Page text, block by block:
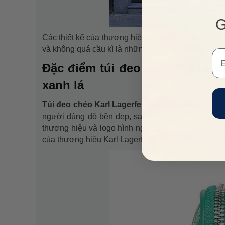
Các thiết kế của thương hiệu Karl Lagerfeld
và không quá cầu kì là những gì Karl hướng tới.
Đặc điểm túi đeo chéo Karl
xanh lá
Túi đeo chéo Karl Lagerfeld K/Ikonik
người dùng độ bền đẹp, sang trọng. Mẫu túi có
thương hiệu và logo hình người đeo kính râm
của thương hiệu Karl Lagerfeld.